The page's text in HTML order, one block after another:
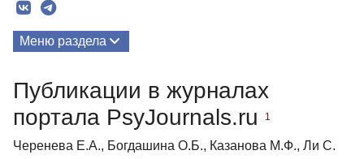
Меню раздела
Публикации в журналах
портала PsyJournals.ru
1
Черенева Е.А., Богдашина О.Б., Казанова М.Ф., Ли С.